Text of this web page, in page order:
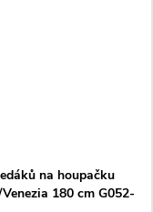
na houpačku
180 cm G052-